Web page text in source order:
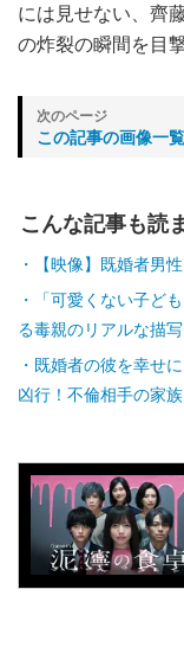
には見せない、齊
の炸裂の瞬間を目
この記事の画像一覧
こんな記事も読
【映像】既婚者男
「可愛くない子ど
る毒親のリアルな描
既婚者の彼を幸せ
凶行！不倫相手の家